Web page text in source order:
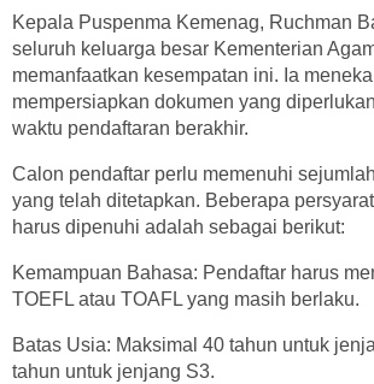
Kepala Puspenma Kemenag, Ruchman
seluruh keluarga besar Kementerian
memanfaatkan kesempatan ini. Ia
mempersiapkan dokumen yang
waktu pendaftaran berakhir.
Calon pendaftar perlu memenuhi
yang telah ditetapkan. Beberapa
harus dipenuhi adalah sebagai berikut:
Kemampuan Bahasa: Pendaftar harus
TOEFL atau TOAFL yang masih berlaku.
Batas Usia: Maksimal 40 tahun untuk
tahun untuk jenjang S3.